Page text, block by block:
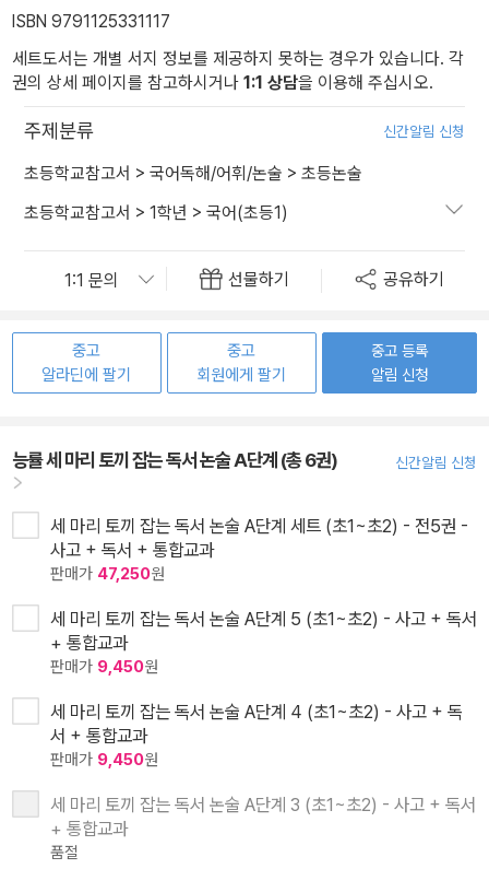
ISBN 9791125331117
세트도서는 개별 서지 정보를 제공하지 못하는 경우가 있습니다. 각
권의 상세 페이지를 참고하시거나 1:1 상담을 이용해 주십시오.
주제분류 신간알림 신청
초등학교참고서 > 국어독해/어휘/논술 > 초등논술
초등학교참고서 > 1학년 > 국어(초등1)
선물하기 공유하기
중고
알라딘에 팔기
중고
회원에게 팔기
중고 등록
알림 신청
능률 세 마리 토끼 잡는 독서 논술 A단계 (총 6권) 신간알림 신청
세 마리 토끼 잡는 독서 논술 A단계 세트 (초1~초2) - 전5권 -
사고 + 독서 + 통합교과
판매가 47,250원
세 마리 토끼 잡는 독서 논술 A단계 5 (초1~초2) - 사고 + 독서
+ 통합교과
판매가 9,450원
세 마리 토끼 잡는 독서 논술 A단계 4 (초1~초2) - 사고 + 독
서 + 통합교과
판매가 9,450원
세 마리 토끼 잡는 독서 논술 A단계 3 (초1~초2) - 사고 + 독서
+ 통합교과
품절